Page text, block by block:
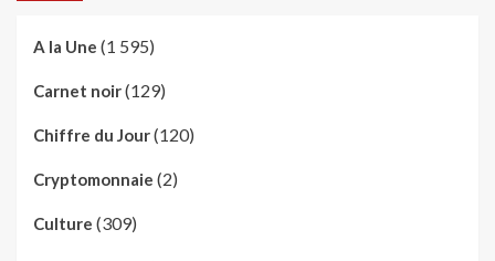
A la Une (1 595)
Carnet noir(129)
Chiffre du Jour(120)
Cryptomonnaie (2)
Culture (309)